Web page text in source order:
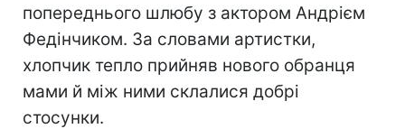
попереднього шлюбу з актором Андрієм
Федінчиком. За словами артистки,
хлопчик тепло прийняв нового обранця
мами й між ними склалися добрі
стосунки.